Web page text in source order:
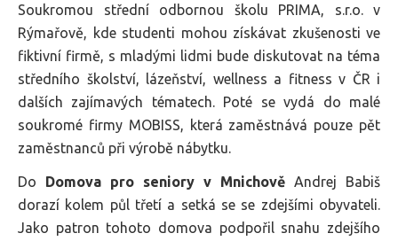
Soukromou střední odbornou školu PRIMA, s.r.o. v
Rýmařově, kde studenti mohou získávat zkušenosti ve
fiktivní firmě, s mladými lidmi bude diskutovat na téma
středního školství, lázeňství, wellness a fitness v ČR i
dalších zajímavých tématech. Poté se vydá do malé
soukromé firmy MOBISS, která zaměstnává pouze pět
zaměstnanců při výrobě nábytku.
Do Domova pro seniory v Mnichově Andrej Babiš
dorazí kolem půl třetí a setká se se zdejšími obyvateli.
Jako patron tohoto domova podpořil snahu zdejšího